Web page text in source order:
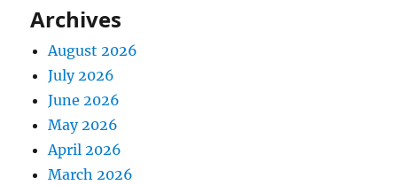
Archives
August 2026
July 2026
June 2026
May 2026
April 2026
March 2026